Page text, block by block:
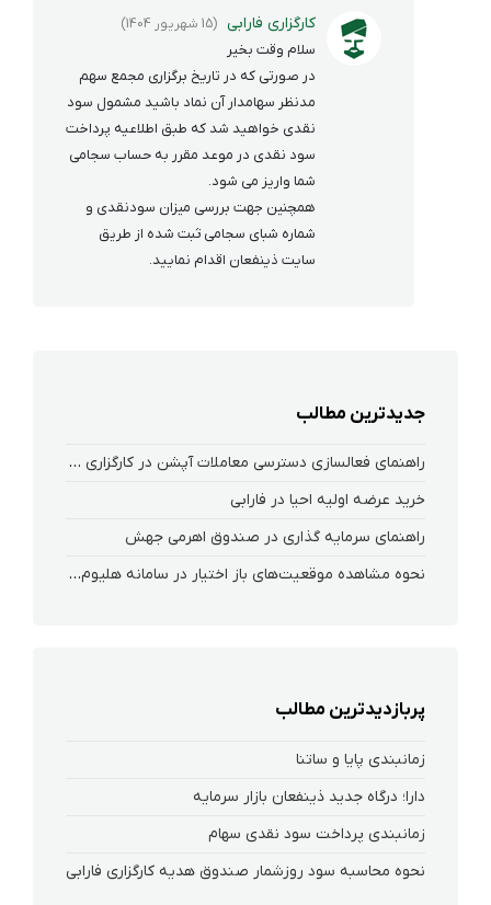
کارگزاری فارابی (15 شهریور 1404)
سلام وقت بخیر
در صورتی که در تاریخ برگزاری مجمع سهم
مدنظر سهامدار آن نماد باشید مشمول سود
نقدی خواهید شد که طبق اطلاعیه پرداخت
سود نقدی در موعد مقرر به حساب سجامی
شما واریز می شود.
همچنین جهت بررسی میزان سودنقدی و
شماره شبای سجامی ثبت شده از طریق
سایت ذینفعان اقدام نمایید.
جدیدترین مطالب
راهنمای فعالسازی دسترسی معاملات آپشن در کارگزاری فارابی
خرید عرضه اولیه احیا در فارابی
راهنمای سرمایه گذاری در صندوق اهرمی جهش
نحوه‌ مشاهده‌ موقعیت‌های باز اختیار در سامانه هلیوم و نکست
پربازدیدترین مطالب
زمانبندی پایا و ساتنا
دارا؛ درگاه جدید ذینفعان بازار سرمایه
زمانبندی پرداخت سود نقدی سهام‌
نحوه محاسبه سود روزشمار صندوق هدیه کارگزاری فارابی